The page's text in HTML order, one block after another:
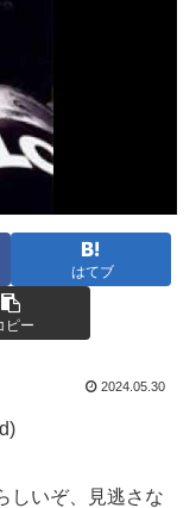
はてブ
ピー
2024.05.30
しいぞ、見逃さな